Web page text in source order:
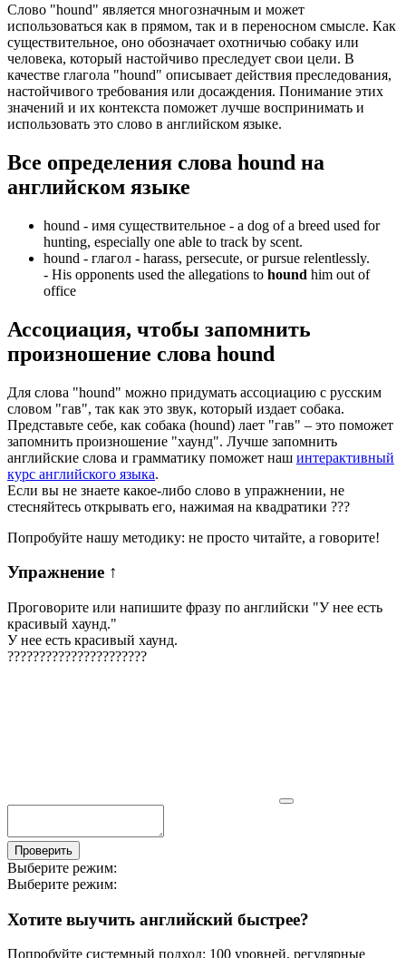
Слово "hound" является многозначным и может
использоваться как в прямом, так и в переносном смысле. Как
существительное, оно обозначает охотничью собаку или
человека, который настойчиво преследует свои цели. В
качестве глагола "hound" описывает действия преследования,
настойчивого требования или досаждения. Понимание этих
значений и их контекста поможет лучше воспринимать и
использовать это слово в английском языке.
Все определения слова hound на
английском языке
hound - имя существительное - a dog of a breed used for
hunting, especially one able to track by scent.
hound - глагол - harass, persecute, or pursue relentlessly.
- His opponents used the allegations to hound him out of
office
Ассоциация, чтобы запомнить
произношение слова hound
Для слова "hound" можно придумать ассоциацию с русским
словом "гав", так как это звук, который издает собака.
Представьте себе, как собака (hound) лает "гав" – это поможет
запомнить произношение "хаунд". Лучше запомнить
английские слова и грамматику поможет наш интерактивный
курс английского языка.
Если вы не знаете какое-либо слово в упражнении, не
стесняйтесь открывать его, нажимая на квадратики ???
Попробуйте нашу методику: не просто читайте, а говорите!
Упражнение ↑
Проговорите или напишите фразу по английски "У нее есть
красивый хаунд."
У нее есть красивый хаунд.
??????????????????????
Проверить
Выберите режим:
Выберите режим:
Хотите выучить английский быстрее?
Попробуйте системный подход: 100 уровней, регулярные